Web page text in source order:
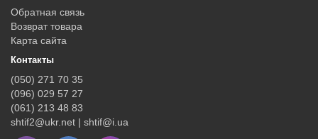
Обратная связь
Возврат товара
Карта сайта
Контакты
(050) 271 70 35
(096) 029 57 27
(061) 213 48 83
shtif2@ukr.net | shtif@i.ua